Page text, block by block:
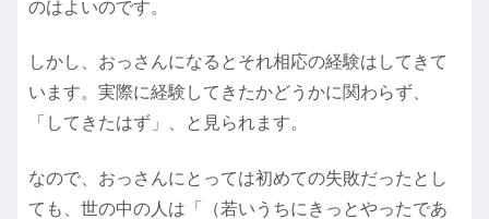
のはよいのです。
しかし、おっさんになるとそれ相応の経験はしてきて
います。実際に経験してきたかどうかに関わらず、
「してきたはず」、と見られます。
なので、おっさんにとっては初めての失敗だったとし
ても、世の中の人は「（若いうちにきっとやったであ